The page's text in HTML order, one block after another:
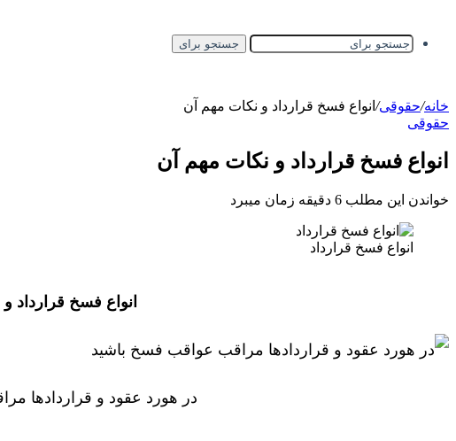
جستجو برای
خانه/حقوقی/ انواع فسخ قرارداد و نکات مهم آن
حقوقی
انواع فسخ قرارداد و نکات مهم آن
خواندن این مطلب 6 دقیقه زمان میبرد
انواع فسخ قرارداد
انواع فسخ قرارداد و
در هورد عقود و قراردادها